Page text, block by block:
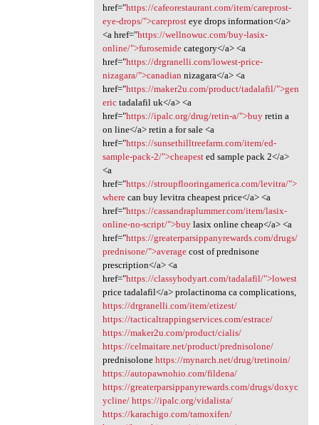
href="https://cafeorestaurant.com/item/careprost-
eye-drops/">careprosteye drops information</a>
<a href="https://wellnowuc.com/buy-lasix-
online/">furosemidecategory</a> <a
href="https://drgranelli.com/lowest-price-
nizagara/">canadian nizagara</a> <a
href="https://maker2u.com/product/tadalafil/">gen
erictadalafil uk</a> <a
href="https://ipalc.org/drug/retin-a/">buyretin a
on line</a> retin a for sale <a
href="https://sunsethilltreefarm.com/item/ed-
sample-pack-2/">cheapested sample pack 2</a>
<a
href="https://stroupflooringamerica.com/levitra/">
wherecan buy levitra cheapest price</a> <a
href="https://cassandraplummer.com/item/lasix-
online-no-script/">buylasix online cheap</a> <a
href="https://greaterparsippanyrewards.com/drugs/
prednisone/">averagecost of prednisone
prescription</a> <a
href="https://classybodyart.com/tadalafil/">lowest
price tadalafil</a> prolactinoma ca complications,
https://drgranelli.com/item/etizest/
https://tacticaltrappingservices.com/estrace/
https://maker2u.com/product/cialis/
https://celmaitare.net/product/prednisolone/
prednisolone https://mynarch.net/drug/tretinoin/
https://autopawnohio.com/fildena/
https://greaterparsippanyrewards.com/drugs/doxyc
ycline/ https://ipalc.org/vidalista/
https://karachigo.com/tamoxifen/